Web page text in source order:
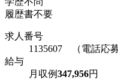
履歴書不要
求人番号
1135607 （電話応
給与
月収例347,956円